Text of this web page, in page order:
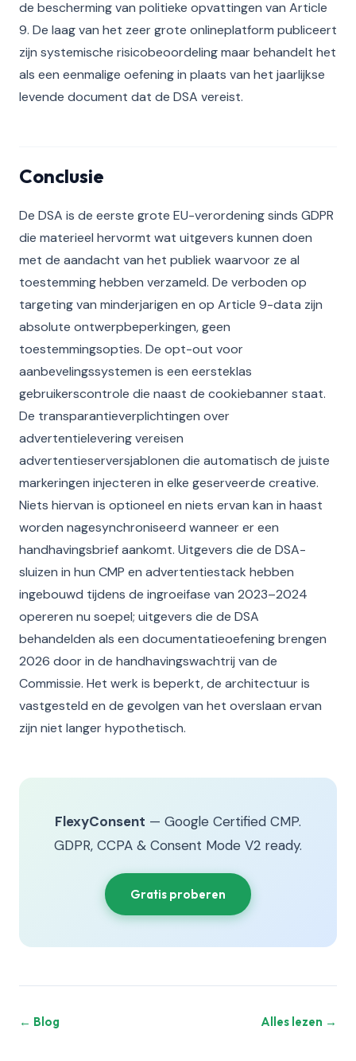
de bescherming van politieke opvattingen van Article
9. De laag van het zeer grote onlineplatform publiceert
zijn systemische risicobeoordeling maar behandelt het
als een eenmalige oefening in plaats van het jaarlijkse
levende document dat de DSA vereist.
Conclusie
De DSA is de eerste grote EU-verordening sinds GDPR
die materieel hervormt wat uitgevers kunnen doen
met de aandacht van het publiek waarvoor ze al
toestemming hebben verzameld. De verboden op
targeting van minderjarigen en op Article 9-data zijn
absolute ontwerpbeperkingen, geen
toestemmingsopties. De opt-out voor
aanbevelingssystemen is een eersteklas
gebruikerscontrole die naast de cookiebanner staat.
De transparantieverplichtingen over
advertentielevering vereisen
advertentieserversjablonen die automatisch de juiste
markeringen injecteren in elke geserveerde creative.
Niets hiervan is optioneel en niets ervan kan in haast
worden nagesynchroniseerd wanneer er een
handhavingsbrief aankomt. Uitgevers die de DSA-
sluizen in hun CMP en advertentiestack hebben
ingebouwd tijdens de ingroeifase van 2023–2024
opereren nu soepel; uitgevers die de DSA
behandelden als een documentatieoefening brengen
2026 door in de handhavingswachtrij van de
Commissie. Het werk is beperkt, de architectuur is
vastgesteld en de gevolgen van het overslaan ervan
zijn niet langer hypothetisch.
FlexyConsent — Google Certified CMP.
GDPR, CCPA & Consent Mode V2 ready.
Gratis proberen
← Blog Alles lezen →